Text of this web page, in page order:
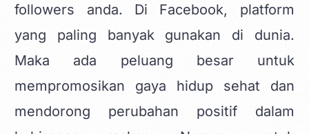
followers anda. Di Facebook, platform
yang paling banyak gunakan di dunia.
Maka ada peluang besar untuk
mempromosikan gaya hidup sehat dan
mendorong perubahan positif dalam